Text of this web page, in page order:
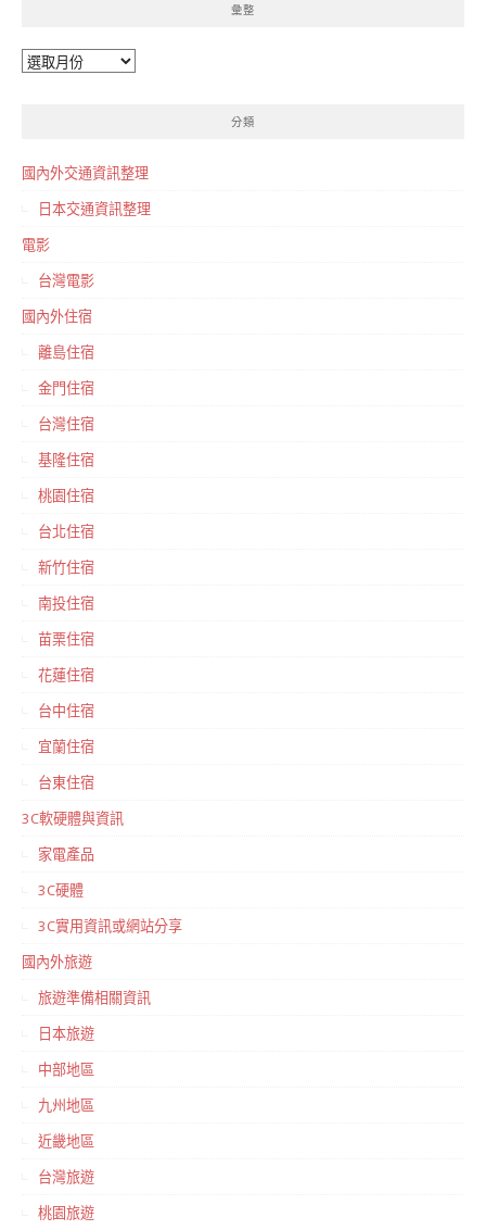
彙整
彙
分類
國內外交通資訊整理
日本交通資訊整理
電影
台灣電影
國內外住宿
離島住宿
金門住宿
台灣住宿
基隆住宿
桃園住宿
台北住宿
新竹住宿
南投住宿
苗栗住宿
花蓮住宿
台中住宿
宜蘭住宿
台東住宿
3C軟硬體與資訊
家電產品
3C硬體
3C實用資訊或網站分享
國內外旅遊
旅遊準備相關資訊
日本旅遊
中部地區
九州地區
近畿地區
台灣旅遊
桃園旅遊